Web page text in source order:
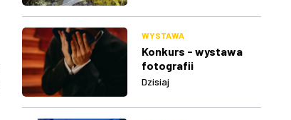
WYSTAWA
Konkurs - wystawa
fotografii
Dzisiaj